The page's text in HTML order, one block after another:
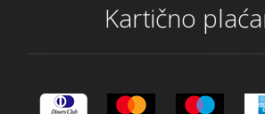
Kartično